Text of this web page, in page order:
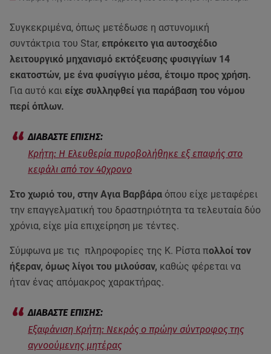
Συγκεκριμένα, όπως μετέδωσε η αστυνομική
συντάκτρια του Star, επρόκειτο για αυτοσχέδιο
λειτουργικό μηχανισμό εκτόξευσης φυσιγγίων 14
εκατοστών, με ένα φυσίγγιο μέσα, έτοιμο προς χρήση.
Για αυτό και είχε συλληφθεί για παράβαση του νόμου
περί όπλων.
Κρήτη: Η Ελευθερία πυροβολήθηκε εξ επαφής στο
κεφάλι από τον 40χρονο
Στο χωριό του, στην Αγια Βαρβάρα όπου είχε μεταφέρει
την επαγγελματική του δραστηριότητα τα τελευταία δύο
χρόνια, είχε μία επιχείρηση με τέντες.
Σύμφωνα με τις πληροφορίες της Κ. Ρίστα πολλοί τον
ήξεραν, όμως λίγοι του μιλούσαν, καθώς φέρεται να
ήταν ένας απόμακρος χαρακτήρας.
Εξαφάνιση Κρήτη: Νεκρός ο πρώην σύντροφος της
αγνοούμενης μητέρας